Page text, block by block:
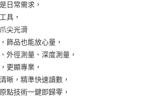
】
品之後才付款」的支付方式。 讓您購物簡單
需綁卡、不需儲值。
訊認證，即可結帳。
務後，再付款。
流程】
含以上)免運費
日常需求，
具，
尖光滑
飾品也能放心量，
外徑測量、深度測量，
更顯專業，
晰，精準快速讀數，
點技術一鍵即歸零，